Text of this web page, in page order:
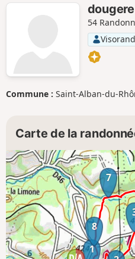
dougere
54
Commune : Saint-Alban-du-
Carte de la
1
7
8